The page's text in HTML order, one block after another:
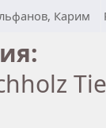
Карим